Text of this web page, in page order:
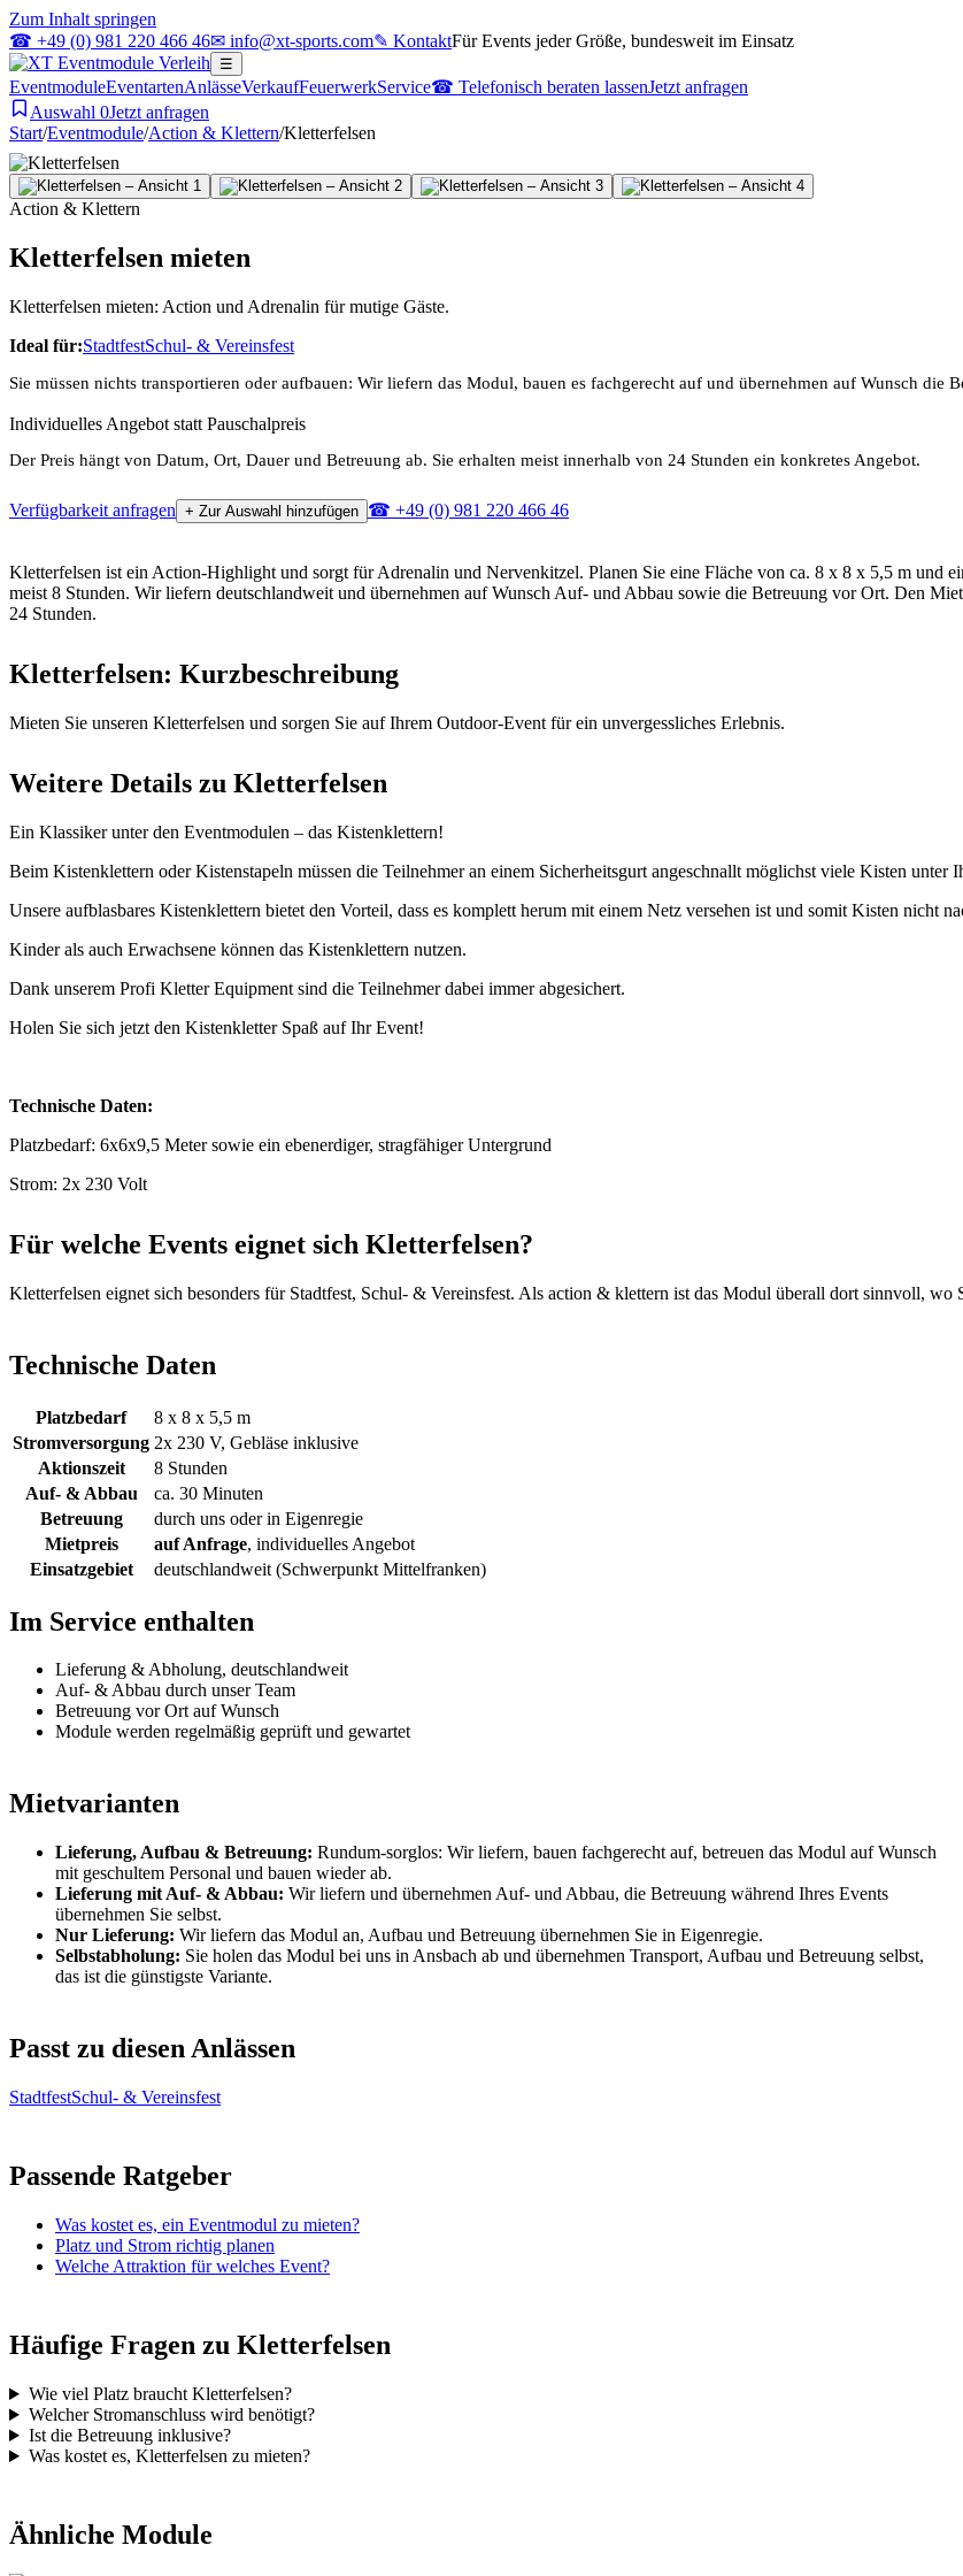
Zum Inhalt springen
☎ +49 (0) 981 220 466 46✉ info@xt-sports.com✎ KontaktFür Events jeder Größe, bundesweit im Einsatz
☰
EventmoduleEventartenAnlässeVerkaufFeuerwerkService☎ Telefonisch beraten lassenJetzt anfragen
Auswahl 0Jetzt anfragen
Start/Eventmodule/Action & Klettern/Kletterfelsen
Action & Klettern
Kletterfelsen mieten
Kletterfelsen mieten: Action und Adrenalin für mutige Gäste.
Ideal für:StadtfestSchul- & Vereinsfest
Sie müssen nichts transportieren oder aufbauen: Wir liefern das Modul, bauen es fachgerecht auf und übernehmen auf Wunsch die
Individuelles Angebot statt Pauschalpreis
Der Preis hängt von Datum, Ort, Dauer und Betreuung ab. Sie erhalten meist innerhalb von 24 Stunden ein konkretes Angebot.
Verfügbarkeit anfragen + Zur Auswahl hinzufügen ☎ +49 (0) 981 220 466 46
Kletterfelsen ist ein Action-Highlight und sorgt für Adrenalin und Nervenkitzel. Planen Sie eine Fläche von ca. 8 x 8 x 5,5 m und
meist 8 Stunden. Wir liefern deutschlandweit und übernehmen auf Wunsch Auf- und Abbau sowie die Betreuung vor Ort. Den
24 Stunden.
Kletterfelsen: Kurzbeschreibung
Mieten Sie unseren Kletterfelsen und sorgen Sie auf Ihrem Outdoor-Event für ein unvergessliches Erlebnis.
Weitere Details zu Kletterfelsen
Ein Klassiker unter den Eventmodulen – das Kistenklettern!
Beim Kistenklettern oder Kistenstapeln müssen die Teilnehmer an einem Sicherheitsgurt angeschnallt möglichst viele Kisten
Unsere aufblasbares Kistenklettern bietet den Vorteil, dass es komplett herum mit einem Netz versehen ist und somit Kisten nicht
Kinder als auch Erwachsene können das Kistenklettern nutzen.
Dank unserem Profi Kletter Equipment sind die Teilnehmer dabei immer abgesichert.
Holen Sie sich jetzt den Kistenkletter Spaß auf Ihr Event!
Technische Daten:
Platzbedarf: 6x6x9,5 Meter sowie ein ebenerdiger, stragfähiger Untergrund
Strom: 2x 230 Volt
Für welche Events eignet sich Kletterfelsen?
Kletterfelsen eignet sich besonders für Stadtfest, Schul- & Vereinsfest. Als action & klettern ist das Modul überall dort sinnvoll,
Technische Daten
Platzbedarf
8 x 8 x 5,5 m
Stromversorgung 2x 230 V, Gebläse inklusive
Aktionszeit
8 Stunden
Auf- & Abbau
ca. 30 Minuten
Betreuung
durch uns oder in Eigenregie
Mietpreis
auf Anfrage, individuelles Angebot
Einsatzgebiet
deutschlandweit (Schwerpunkt Mittelfranken)
Im Service enthalten
Lieferung & Abholung, deutschlandweit
Auf- & Abbau durch unser Team
Betreuung vor Ort auf Wunsch
Module werden regelmäßig geprüft und gewartet
Mietvarianten
Lieferung, Aufbau & Betreuung: Rundum-sorglos: Wir liefern, bauen fachgerecht auf, betreuen das Modul auf Wunsch
mit geschultem Personal und bauen wieder ab.
Lieferung mit Auf- & Abbau: Wir liefern und übernehmen Auf- und Abbau, die Betreuung während Ihres Events
übernehmen Sie selbst.
Nur Lieferung: Wir liefern das Modul an, Aufbau und Betreuung übernehmen Sie in Eigenregie.
Selbstabholung: Sie holen das Modul bei uns in Ansbach ab und übernehmen Transport, Aufbau und Betreuung selbst,
das ist die günstigste Variante.
Passt zu diesen Anlässen
StadtfestSchul- & Vereinsfest
Passende Ratgeber
Was kostet es, ein Eventmodul zu mieten?
Platz und Strom richtig planen
Welche Attraktion für welches Event?
Häufige Fragen zu Kletterfelsen
Wie viel Platz braucht Kletterfelsen?
Welcher Stromanschluss wird benötigt?
Ist die Betreuung inklusive?
Was kostet es, Kletterfelsen zu mieten?
Ähnliche Module